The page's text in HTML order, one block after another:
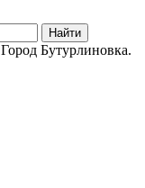
Найти
Город Бутурлиновка.